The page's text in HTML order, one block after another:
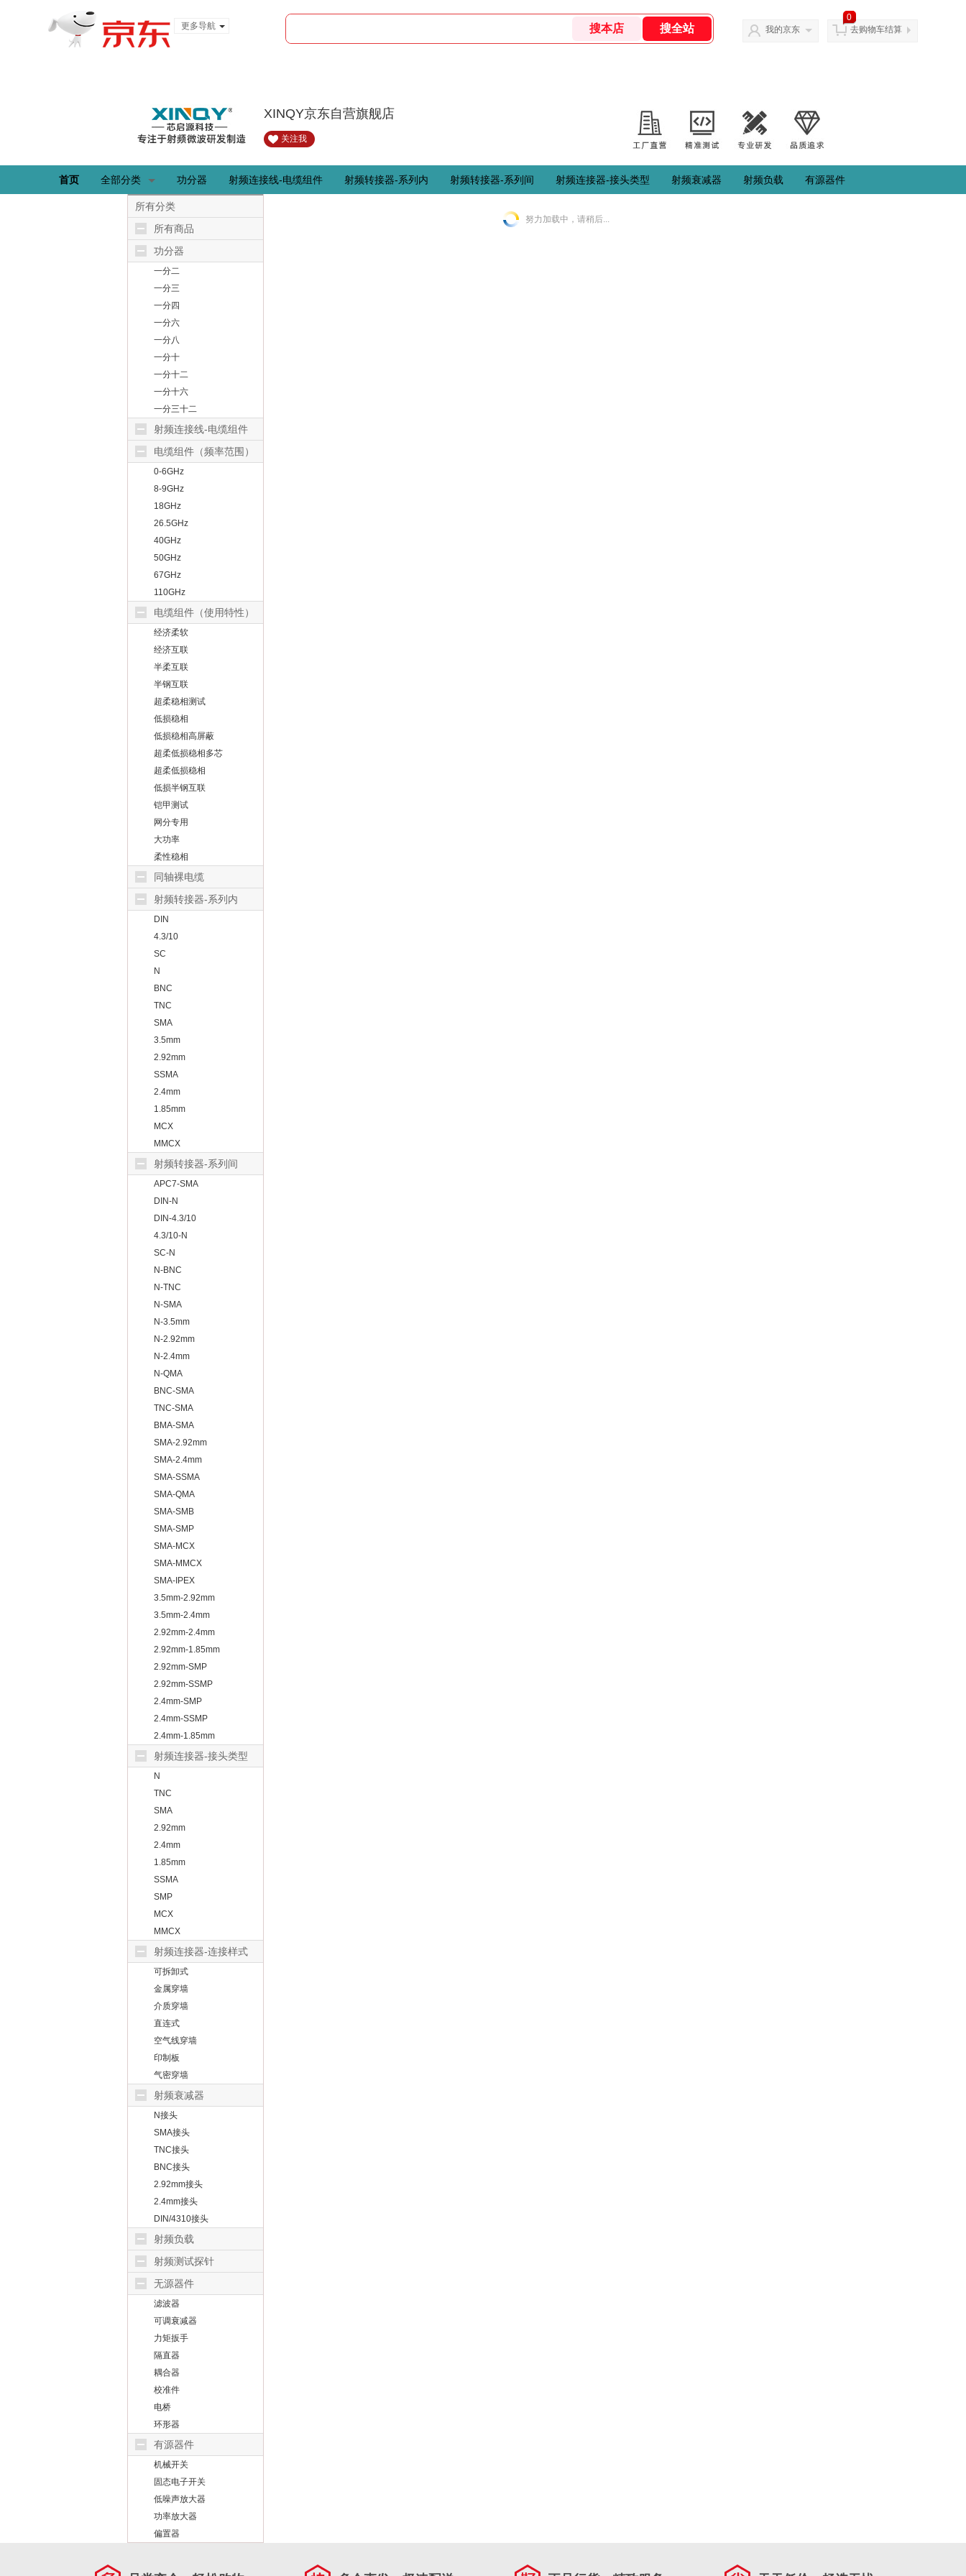
更多导航
我的京东
0
去购物车结算
XINQY京东自营旗舰店
关注我
首页 全部分类 功分器 射频连接线-电缆组件 射频转接器-系列内 射频转接器-系列间 射频连接器-接头类型 射频衰减器 射频负载 有源器件
所有分类
所有商品
功分器
一分二
一分三
一分四
一分六
一分八
一分十
一分十二
一分十六
一分三十二
射频连接线-电缆组件
电缆组件（频率范围）
0-6GHz
8-9GHz
18GHz
26.5GHz
40GHz
50GHz
67GHz
110GHz
电缆组件（使用特性）
经济柔软
经济互联
半柔互联
半钢互联
超柔稳相测试
低损稳相
低损稳相高屏蔽
超柔低损稳相多芯
超柔低损稳相
低损半钢互联
铠甲测试
网分专用
大功率
柔性稳相
同轴裸电缆
射频转接器-系列内
DIN
4.3/10
SC
N
BNC
TNC
SMA
3.5mm
2.92mm
SSMA
2.4mm
1.85mm
MCX
MMCX
射频转接器-系列间
APC7-SMA
DIN-N
DIN-4.3/10
4.3/10-N
SC-N
N-BNC
N-TNC
N-SMA
N-3.5mm
N-2.92mm
N-2.4mm
N-QMA
BNC-SMA
TNC-SMA
BMA-SMA
SMA-2.92mm
SMA-2.4mm
SMA-SSMA
SMA-QMA
SMA-SMB
SMA-SMP
SMA-MCX
SMA-MMCX
SMA-IPEX
3.5mm-2.92mm
3.5mm-2.4mm
2.92mm-2.4mm
2.92mm-1.85mm
2.92mm-SMP
2.92mm-SSMP
2.4mm-SMP
2.4mm-SSMP
2.4mm-1.85mm
射频连接器-接头类型
N
TNC
SMA
2.92mm
2.4mm
1.85mm
SSMA
SMP
MCX
MMCX
射频连接器-连接样式
可拆卸式
金属穿墙
介质穿墙
直连式
空气线穿墙
印制板
气密穿墙
射频衰减器
N接头
SMA接头
TNC接头
BNC接头
2.92mm接头
2.4mm接头
DIN/4310接头
射频负载
射频测试探针
无源器件
滤波器
可调衰减器
力矩扳手
隔直器
耦合器
校准件
电桥
环形器
有源器件
机械开关
固态电子开关
低噪声放大器
功率放大器
偏置器
努力加载中，请稍后...